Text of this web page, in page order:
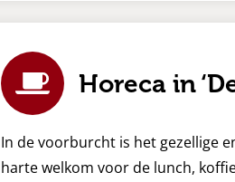
Horeca in
In de voorburcht is het gezellige
harte welkom voor de lunch,